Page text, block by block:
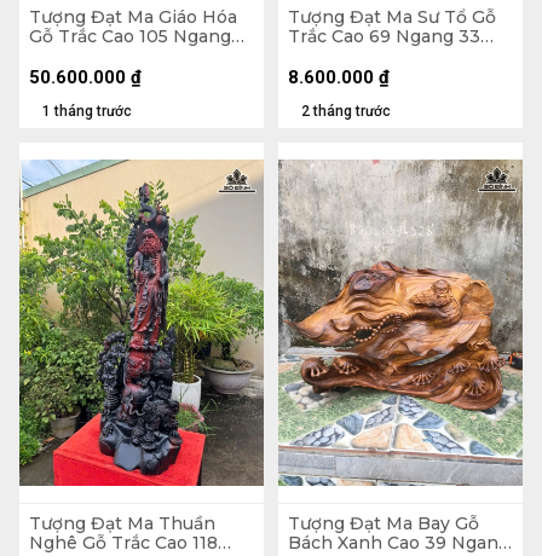
Tượng Đạt Ma Giáo Hóa
Gỗ Trắc Cao 105 Ngang
1 tháng trước
50.600.000 ₫
Tượng Đạt Ma Sư Tổ Gỗ
Trắc Cao 69 Ngang 33
2 tháng trước
8.600.000 ₫
Tượng Đạt Ma Thuần
Nghê Gỗ Trắc Cao 118
Tượng Đạt Ma Bay Gỗ
Bách Xanh Cao 39 Ngang